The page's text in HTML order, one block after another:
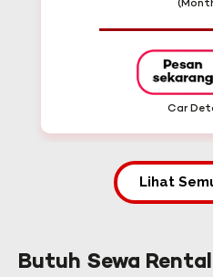
Car
Lihat
Butuh Sewa